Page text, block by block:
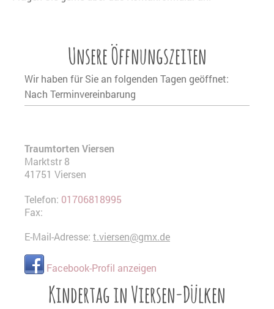
Unsere Öffnungszeiten
Wir haben für Sie an folgenden Tagen geöffnet:
Nach Terminvereinbarung
Traumtorten Viersen
Marktstr 8
41751 Viersen
Telefon: 01706818995
Fax:
E-Mail-Adresse: t.viersen@gmx.de
Facebook-Profil anzeigen
Kindertag in Viersen-Dülken